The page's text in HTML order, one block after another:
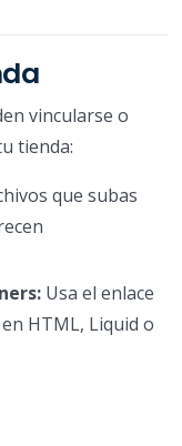
vincularse o
tienda:
que subas
Usa el enlace
HTML, Liquid o